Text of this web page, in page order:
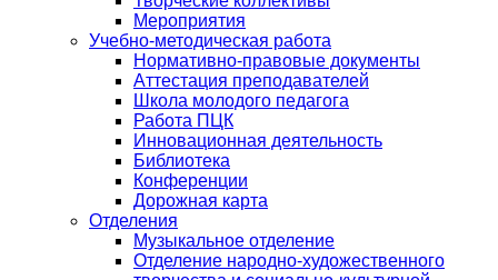
Мероприятия
Учебно-методическая работа
Нормативно-правовые документы
Аттестация преподавателей
Школа молодого педагога
Работа ПЦК
Инновационная деятельность
Библиотека
Конференции
Дорожная карта
Отделения
Музыкальное отделение
Отделение народно-художественного